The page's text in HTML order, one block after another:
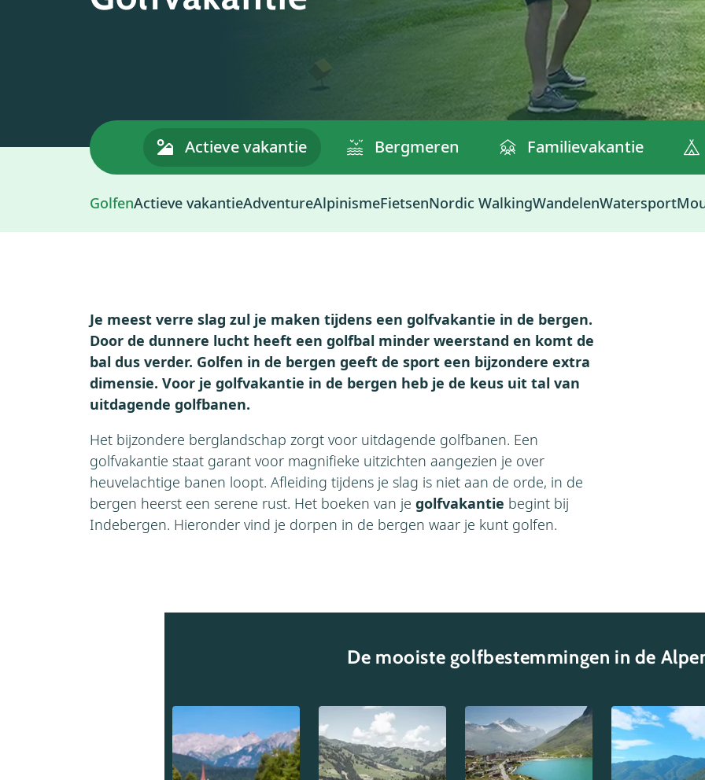
Themas Actieve vakantie Bergmeren Familievakantie
GolfenActieve vakantieAdventureAlpinismeFietsenNordic WalkingWandelenWatersport
Je meest verre slag zul je maken tijdens een golfvakantie in de bergen.
Door de dunnere lucht heeft een golfbal minder weerstand en komt de
bal dus verder. Golfen in de bergen geeft de sport een bijzondere extra
dimensie. Voor je golfvakantie in de bergen heb je de keus uit tal van
uitdagende golfbanen.
Het bijzondere berglandschap zorgt voor uitdagende golfbanen. Een
golfvakantie staat garant voor magnifieke uitzichten aangezien je over
heuvelachtige banen loopt. Afleiding tijdens je slag is niet aan de orde, in de
bergen heerst een serene rust. Het boeken van je golfvakantie begint bij
Indebergen. Hieronder vind je dorpen in de bergen waar je kunt golfen.
De mooiste golfbestemmingen in de